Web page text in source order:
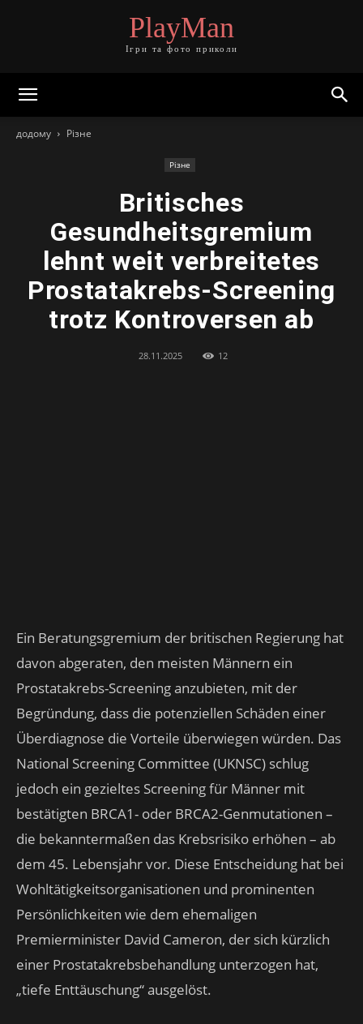
PlayMan
Ігри та фото приколи
додому Різне
Різне
Britisches
Gesundheitsgremium
lehnt weit verbreitetes
Prostatakrebs-Screening
trotz Kontroversen ab
28.11.2025 12
Ein Beratungsgremium der britischen Regierung hat
davon abgeraten, den meisten Männern ein
Prostatakrebs-Screening anzubieten, mit der
Begründung, dass die potenziellen Schäden einer
Überdiagnose die Vorteile überwiegen würden. Das
National Screening Committee (UKNSC) schlug
jedoch ein gezieltes Screening für Männer mit
bestätigten BRCA1- oder BRCA2-Genmutationen –
die bekanntermaßen das Krebsrisiko erhöhen – ab
dem 45. Lebensjahr vor. Diese Entscheidung hat bei
Wohltätigkeitsorganisationen und prominenten
Persönlichkeiten wie dem ehemaligen
Premierminister David Cameron, der sich kürzlich
einer Prostatakrebsbehandlung unterzogen hat,
„tiefe Enttäuschung“ ausgelöst.